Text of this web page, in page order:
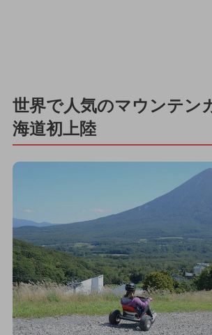
世界で人気のマウンテン
海道初上陸